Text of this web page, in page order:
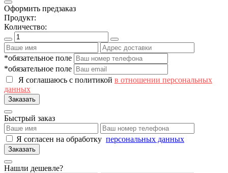
Оформить предзаказ
Продукт:
Количество:
*обязательное поле
*обязательное поле
Я соглашаюсь с политикой в отношении персональных
данных
Заказать
Быстрый заказ
Я согласен на обработку персональных данных
Заказать
Нашли дешевле?